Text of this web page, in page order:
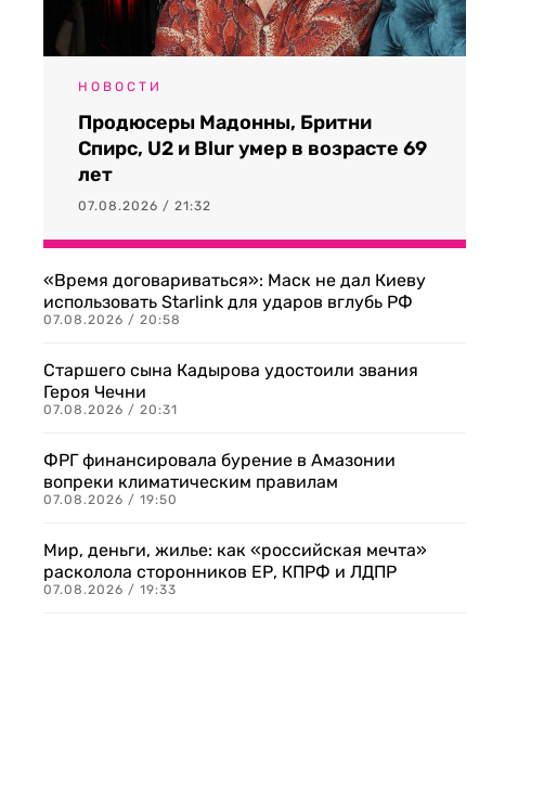
НОВОСТИ
Продюсеры Мадонны, Бритни
Спирс, U2 и Blur умер в возрасте 69
лет
07.08.2026 / 21:32
«Время договариваться»: Маск не дал Киеву
использовать Starlink для ударов вглубь РФ
07.08.2026 / 20:58
Старшего сына Кадырова удостоили звания
Героя Чечни
07.08.2026 / 20:31
ФРГ финансировала бурение в Амазонии
вопреки климатическим правилам
07.08.2026 / 19:50
Мир, деньги, жилье: как «российская мечта»
расколола сторонников ЕР, КПРФ и ЛДПР
07.08.2026 / 19:33